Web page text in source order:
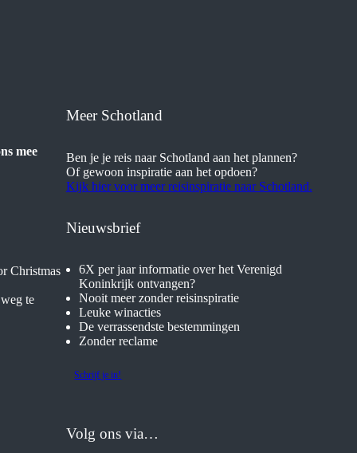
mee
te
Meer Schotland
Ben je je reis naar Schotland aan het plannen?
Of gewoon inspiratie aan het opdoen?
Kijk hier voor meer reisinspiratie naar Schotland.
Nieuwsbrief
6X per jaar informatie over het Verenigd
Koninkrijk ontvangen?
Nooit meer zonder reisinspiratie
Leuke winacties
De verrassendste bestemmingen
Zonder reclame
Schrijf je in!
Volg ons via…